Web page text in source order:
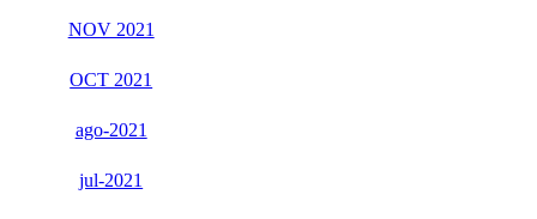
NOV 2021
OCT 2021
ago-2021
jul-2021